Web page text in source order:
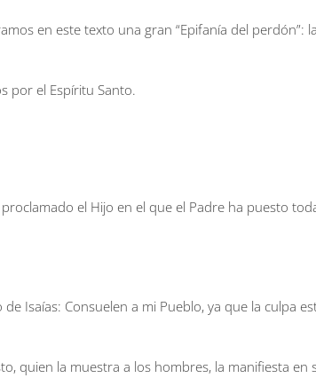
en este texto una gran “Epifanía del perdón”:
por el Espíritu Santo.
el Hijo en el que el Padre ha puesto
Isaías: Consuelen a mi Pueblo, ya que la culpa
quien la muestra a los hombres, la manifiesta en